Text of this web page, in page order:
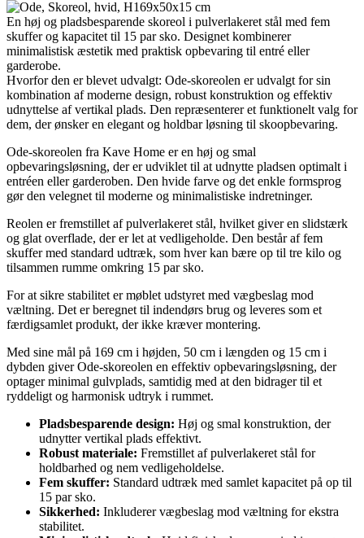
En høj og pladsbesparende skoreol i pulverlakeret stål med fem
skuffer og kapacitet til 15 par sko. Designet kombinerer
minimalistisk æstetik med praktisk opbevaring til entré eller
garderobe.
Hvorfor den er blevet udvalgt: Ode-skoreolen er udvalgt for sin
kombination af moderne design, robust konstruktion og effektiv
udnyttelse af vertikal plads. Den repræsenterer et funktionelt valg for
dem, der ønsker en elegant og holdbar løsning til skoopbevaring.
Ode-skoreolen fra Kave Home er en høj og smal
opbevaringsløsning, der er udviklet til at udnytte pladsen optimalt i
entréen eller garderoben. Den hvide farve og det enkle formsprog
gør den velegnet til moderne og minimalistiske indretninger.
Reolen er fremstillet af pulverlakeret stål, hvilket giver en slidstærk
og glat overflade, der er let at vedligeholde. Den består af fem
skuffer med standard udtræk, som hver kan bære op til tre kilo og
tilsammen rumme omkring 15 par sko.
For at sikre stabilitet er møblet udstyret med vægbeslag mod
væltning. Det er beregnet til indendørs brug og leveres som et
færdigsamlet produkt, der ikke kræver montering.
Med sine mål på 169 cm i højden, 50 cm i længden og 15 cm i
dybden giver Ode-skoreolen en effektiv opbevaringsløsning, der
optager minimal gulvplads, samtidig med at den bidrager til et
ryddeligt og harmonisk udtryk i rummet.
Pladsbesparende design: Høj og smal konstruktion, der
udnytter vertikal plads effektivt.
Robust materiale: Fremstillet af pulverlakeret stål for
holdbarhed og nem vedligeholdelse.
Fem skuffer: Standard udtræk med samlet kapacitet på op til
15 par sko.
Sikkerhed: Inkluderer vægbeslag mod væltning for ekstra
stabilitet.